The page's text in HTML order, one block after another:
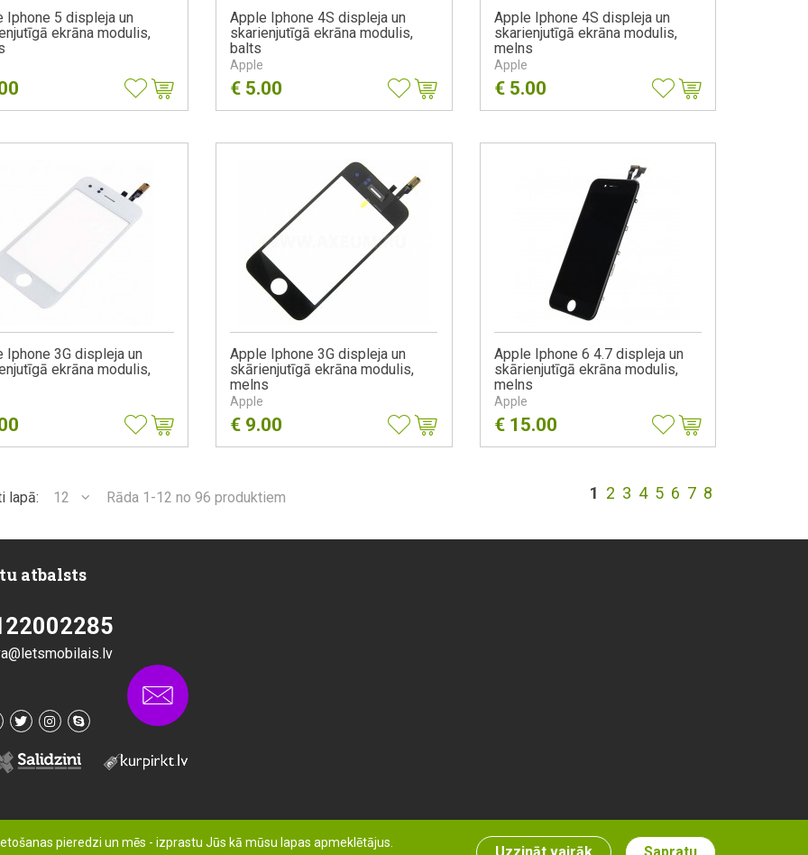
Iphone 5 displeja un
ekrāna modulis,
Apple Iphone 4S displeja un
skarienjutīgā ekrāna modulis,
balts
Apple
€ 5.00
Apple Iphone 4S displeja un
skarienjutīgā ekrāna modulis,
melns
Apple
€ 5.00
Iphone 3G displeja un
ekrāna modulis,
Apple Iphone 3G displeja un
skārienjutīgā ekrāna modulis,
melns
Apple
€ 9.00
Apple Iphone 6 4.7 displeja un
skārienjutīgā ekrāna modulis,
melns
Apple
€ 15.00
lapā: 12 Rāda 1-12 no 96 produktiem 1 2 3 4 5 6 7 8
atbalsts
pieredzi un mēs - izprastu Jūs kā mūsu lapas apmeklētājus.